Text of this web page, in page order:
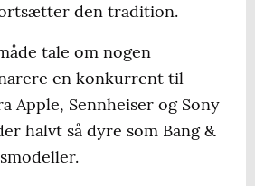
den tradition.
tale om nogen
en konkurrent til
Apple, Sennheiser og Sony
halvt så dyre som Bang &